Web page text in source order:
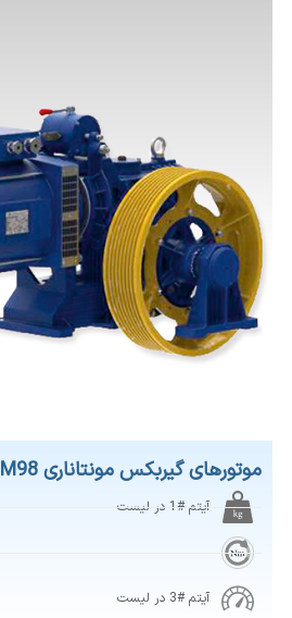
موتورهای گیربکس مونتاناری M98
آیتم #1 در لیست
آیتم #3 در لیست